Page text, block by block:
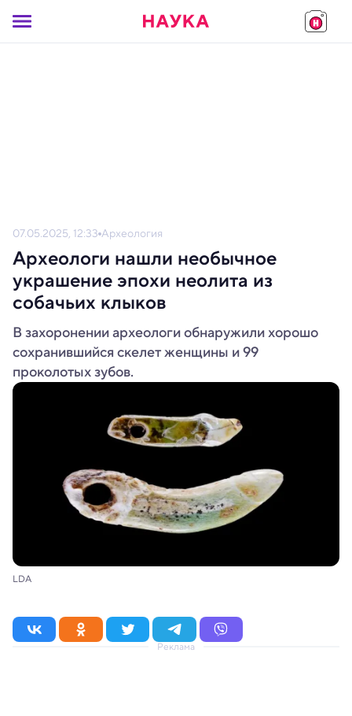
07.05.2025, 12:33 Археология
Археологи нашли необычное
украшение эпохи неолита из
собачьих клыков
В захоронении археологи обнаружили хорошо
сохранившийся скелет женщины и 99
проколотых зубов.
LDA
Реклама